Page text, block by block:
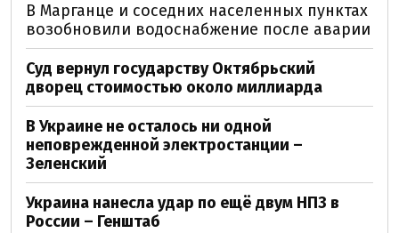
В Марганце и соседних населенных пунктах
возобновили водоснабжение после аварии
Суд вернул государству Октябрьский
дворец стоимостью около миллиарда
В Украине не осталось ни одной
неповрежденной электростанции –
Зеленский
Украина нанесла удар по ещё двум НПЗ в
России – Генштаб